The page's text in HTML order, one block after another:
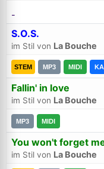
-
S.O.S.
im Stil von La Bouche
STEM MP3 MIDI
Fallin' in love
im Stil von La Bouche
MP3 MIDI
You won't forget
im Stil von La Bouche
Bei
Sicherer Login
E-Mail-Adresse: